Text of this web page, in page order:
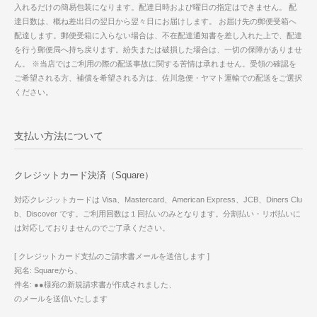
入れるだけの簡易包装になります。配達日時および曜日の指定はできません。 配
達日数は、概ね差出日の翌日から翌々日にお届けします。 お届け先の郵便受箱へ
配達します。郵便受箱に入らない場合は、不在配達通知書を差し入れた上で、配達
を行う郵便局へ持ち戻ります。紛失または破損した場合は、一切の保障がありませ
ん。 ※当店ではご利用の際の配送事故に関する苦情は承れません。受領の確認を
ご希望される方、補償を希望される方は、佐川急便・ヤマト運輸での配送をご選択
ください。
支払い方法について
クレジットカード決済（Square）
対応クレジットカードは Visa、Mastercard、American Express、JCB、Diners Clu
b、Discover です。ご利用回数は１回払いのみとなります。分割払い・リボ払いに
は対応しておりませんのでご了承ください。
[ クレジットカード支払のご請求書メールを送信します ]
宛名: Squareから、
件名: ●●様宛の新規請求書が作成されました、
のメールを送信いたします